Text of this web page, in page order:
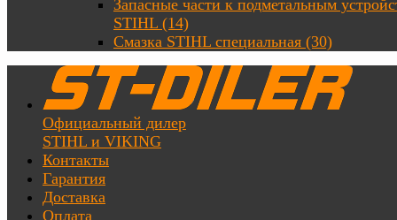
Запасные части к подметальным
STIHL (14)
Смазка STIHL специальная (30)
Официальный дилер
STIHL и VIKING
Контакты
Гарантия
Доставка
Оплата